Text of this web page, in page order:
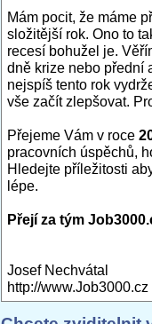
Mám pocit, že máme
složitější rok. Ono to
recesí bohužel je.
dně krize nebo přední
nejspíš tento rok
vše začít zlepšovat.
Přejeme Vám v roce
pracovních úspěchů,
Hledejte příležitosti
lépe.
Přejí za tým
Josef Nechvátal
http://www.Job3000.cz